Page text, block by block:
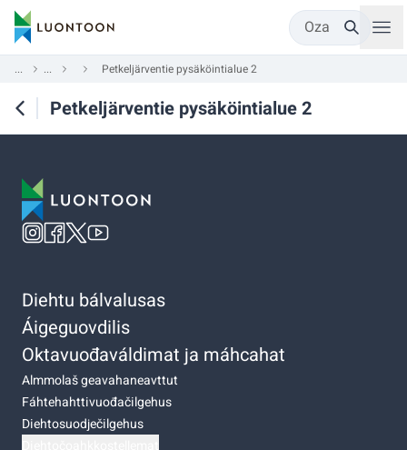
Oza
... ... Petkeljärventie pysäköintialue 2
Petkeljärventie pysäköintialue 2
Diehtu bálvalusas
Áigeguovdilis
Oktavuođaváldimat ja máhcahat
Almmolaš geavahaneavttut
Fáhtehahttivuođačilgehus
Diehtosuodječilgehus